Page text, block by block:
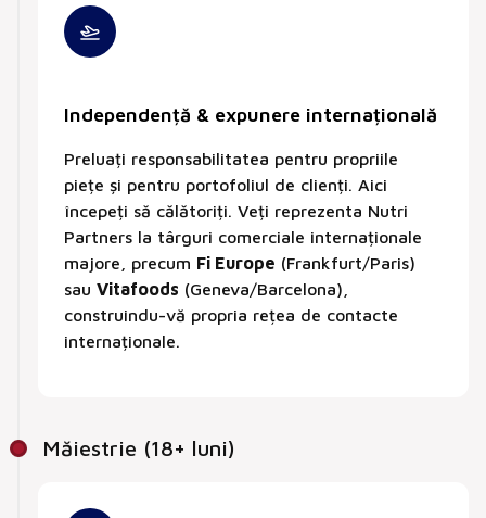
Independență & expunere internațională
Preluați responsabilitatea pentru propriile
piețe și pentru portofoliul de clienți. Aici
începeți să călătoriți. Veți reprezenta Nutri
Partners la târguri comerciale internaționale
majore, precum Fi Europe (Frankfurt/Paris)
sau Vitafoods (Geneva/Barcelona),
construindu-vă propria rețea de contacte
internaționale.
Măiestrie (18+ luni)